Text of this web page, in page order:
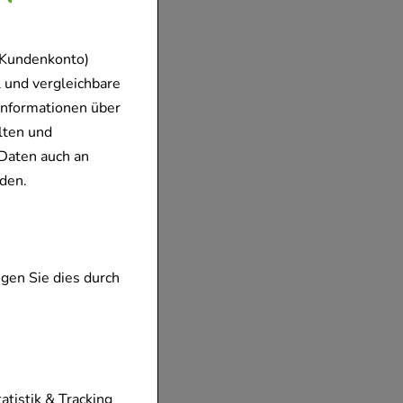
vergleichbare
über
und
auch an
Sie dies durch